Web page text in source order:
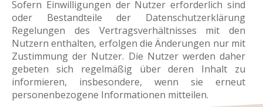
Sofern Einwilligungen der Nutzer erforderlich sind
oder Bestandteile der Datenschutzerklärung
Regelungen des Vertragsverhältnisses mit den
Nutzern enthalten, erfolgen die Änderungen nur mit
Zustimmung der Nutzer. Die Nutzer werden daher
gebeten sich regelmäßig über deren Inhalt zu
informieren, insbesondere, wenn sie erneut
personenbezogene Informationen mitteilen.